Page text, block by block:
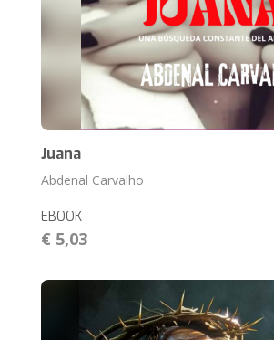
Juana
Abdenal Carvalho
EBOOK
€ 5,03